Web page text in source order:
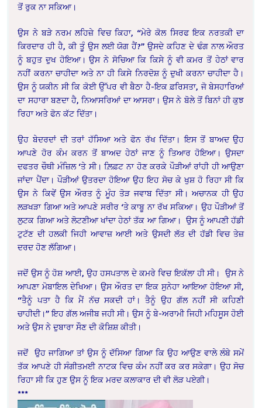
ਤੋਂ ਰੁਕ ਨਾ ਸਕਿਆ।
ਉਸ ਨੇ ਬੜੇ ਨਰਮ ਲਹਿਜ਼ੇ ਵਿਚ ਕਿਹਾ, “ਮੇਰੇ ਕੋਲ ਸਿਰਫ ਇਕ ਨਰਤਕੀ ਦਾ
ਕਿਰਦਾਰ ਹੀ ਹੈ, ਕੀ ਤੂੰ ਉਸ ਲਈ ਯੋਗ ਹੈਂ?” ਉਸਦੇ ਕਹਿਣ ਦੇ ਢੰਗ ਨਾਲ ਔਰਤ
ਨੂੰ ਬਹੁਤ ਦੁਖ ਹੋਇਆ। ਉਸ ਨੇ ਸੋਚਿਆ ਕਿ ਕਿਸੇ ਨੂੰ ਵੀ ਕਮਰ ਤੋਂ ਹੇਠਾਂ ਵਾਰ
ਨਹੀਂ ਕਰਨਾ ਚਾਹੀਦਾ ਅਤੇ ਨਾ ਹੀ ਕਿਸੇ ਨਿਰਦੋਸ਼ ਨੂੰ ਦੁਖੀ ਕਰਨਾ ਚਾਹੀਦਾ ਹੈ।
ਉਸ ਨੂੰ ਯਕੀਨ ਸੀ ਕਿ ਕੋਈ ਉੱਪਰ ਵੀ ਬੈਠਾ ਹੈ-ਇਕ ਫ਼ਰਿਸਤਾ, ਜੋ ਬੇਸਹਾਰਿਆਂ
ਦਾ ਸਹਾਰਾ ਬਣਦਾ ਹੈ, ਨਿਆਸਰਿਆਂ ਦਾ ਆਸਰਾ। ਉਸ ਨੇ ਬੋਲੇ ਤੋਂ ਬਿਨਾਂ ਹੀ ਕੁਝ
ਰਿਹਾ ਅਤੇ ਫੋਨ ਕੱਟ ਦਿੱਤਾ।
ਉਹ ਬੇਦਰਦਾਂ ਦੀ ਤਰਾਂ ਹੱਸਿਆ ਅਤੇ ਫੋਨ ਰੱਖ ਦਿੱਤਾ। ਇਸ ਤੋਂ ਬਾਅਦ ਉਹ
ਆਪਣੇ ਹੋਰ ਕੰਮ ਕਰਨ ਤੋਂ ਬਾਅਦ ਹੇਠਾਂ ਜਾਣ ਨੂੰ ਤਿਆਰ ਹੋਇਆ। ਉਸਦਾ
ਦਫਤਰ ਚੌਥੀ ਮੰਜ਼ਿਲ ‘ਤੇ ਸੀ। ਲ਼ਿਫ਼ਟ ਨਾ ਹੋਣ ਕਰਕੇ ਪੌੜੀਆਂ ਰਾਂਹੀ ਹੀ ਆਉਣਾ
ਜਾਂਦਾ ਪੈਂਦਾ। ਪੌੜੀਆਂ ਉਤਰਦਾ ਹੋਇਆ ਉਹ ਇਹ ਸੋਚ ਕੇ ਖੁਸ਼ ਹੋ ਰਿਹਾ ਸੀ ਕਿ
ਉਸ ਨੇ ਕਿਵੇਂ ਉਸ ਔਰਤ ਨੂੰ ਮੂੰਹ ਤੋੜ ਜਵਾਬ ਦਿੱਤਾ ਸੀ। ਅਚਾਨਕ ਹੀ ਉਹ
ਲੜਖੜਾ ਗਿਆ ਅਤੇ ਆਪਣੇ ਸਰੀਰ ‘ਤੇ ਕਾਬੂ ਨਾ ਰੱਖ ਸਕਿਆ। ਉਹ ਪੌੜੀਆਂ ਤੋਂ
ਲੁਟਕ ਗਿਆ ਅਤੇ ਲੋਟਣੀਆ ਖਾਂਦਾ ਹੇਠਾਂ ਤੱਕ ਆ ਗਿਆ। ਉਸ ਨੂੰ ਆਪਣੀ ਹੱਡੀ
ਟੁਟੱਣ ਦੀ ਹਲਕੀ ਜਿਹੀ ਆਵਾਜ਼ ਆਈ ਅਤੇ ਉਸਦੀ ਲੱਤ ਦੀ ਹੱਡੀ ਵਿਚ ਤੇਜ਼
ਦਰਦ ਹੋਣ ਲੱਗਿਆ।
ਜਦੋਂ ਉਸ ਨੂੰ ਹੋਸ਼ ਆਈ, ਉਹ ਹਸਪਤਾਲ ਦੇ ਕਮਰੇ ਵਿਚ ਇਕੱਲਾ ਹੀ ਸੀ। ਉਸ ਨੇ
ਆਪਣਾ ਮੋਬਾਇਲ ਦੇਖਿਆ। ਉਸ ਔਰਤ ਦਾ ਇਕ ਸੁਨੇਹਾ ਆਇਆ ਹੋਇਆ ਸੀ,
“ਤੈਨੂੰ ਪਤਾ ਹੈ ਕਿ ਮੈਂ ਨੱਚ ਸਕਦੀ ਹਾਂ। ਤੈਨੂੰ ਉਹ ਗੱਲ ਨਹੀਂ ਸੀ ਕਹਿਣੀ
ਚਾਹੀਦੀ।” ਇਹ ਗੱਲ ਅਜੀਬ ਜਹੀ ਸੀ। ਉਸ ਨੂੰ ਬੇ-ਅਰਾਮੀ ਜਿਹੀ ਮਹਿਸੂਸ ਹੋਈ
ਅਤੇ ਉਸ ਨੇ ਦੁਬਾਰਾ ਸੌਣ ਦੀ ਕੋਸ਼ਿਸ਼ ਕੀਤੀ।
ਜਦੋਂ ਉਹ ਜਾਗਿਆ ਤਾਂ ਉਸ ਨੂੰ ਦੱਸਿਆ ਗਿਆ ਕਿ ਉਹ ਆਉਣ ਵਾਲੇ ਲੰਬੇ ਸਮੇਂ
ਤੱਕ ਆਪਣੇ ਹੀ ਸੰਗੀਤਮਈ ਨਾਟਕ ਵਿਚ ਕੰਮ ਨਹੀਂ ਕਰ ਕਰ ਸਕੇਗਾ। ਉਹ ਸੋਚ
ਰਿਹਾ ਸੀ ਕਿ ਹੁਣ ਉਸ ਨੂੰ ਇਕ ਮਰਦ ਕਲਾਕਾਰ ਦੀ ਵੀ ਲੋੜ ਪਏਗੀ।
***